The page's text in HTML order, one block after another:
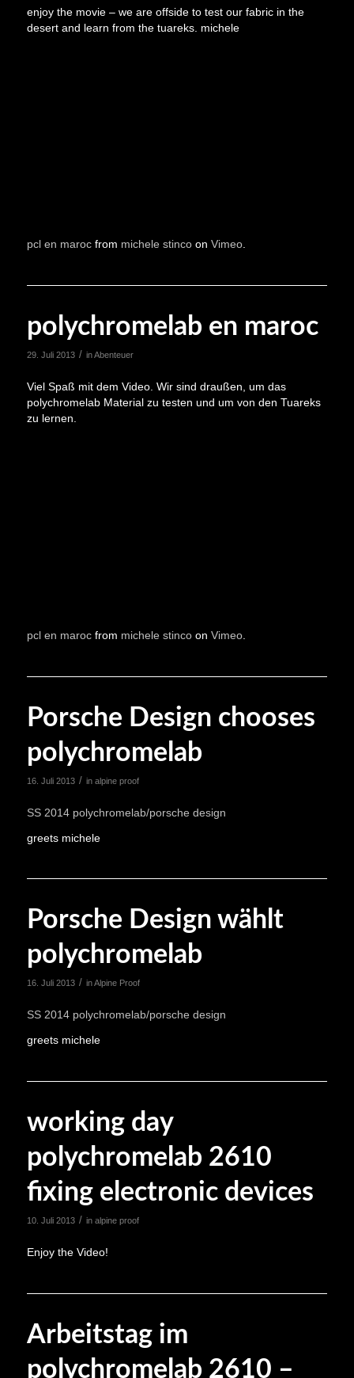
enjoy the movie – we are offside to test our fabric in the
desert and learn from the tuareks. michele
pcl en marocfrom michele stincoon Vimeo.
polychromelab en maroc
29. Juli 2013 / inAbenteuer
Viel Spaß mit dem Video. Wir sind draußen, um das
polychromelab Material zu testen und um von den Tuareks
zu lernen.
pcl en marocfrom michele stincoon Vimeo.
Porsche Design chooses
polychromelab
16. Juli 2013 / in alpine proof
SS 2014 polychromelab/porsche design
greets michele
Porsche Design wählt
polychromelab
16. Juli 2013 / inAlpine Proof
SS 2014 polychromelab/porsche design
greets michele
working day
polychromelab 2610
fixing electronic devices
10. Juli 2013 / in alpine proof
Enjoy the Video!
Arbeitstag im
polychromelab 2610 –